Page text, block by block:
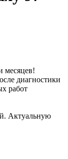
месяцев!
диагностики
работ
Актуальную